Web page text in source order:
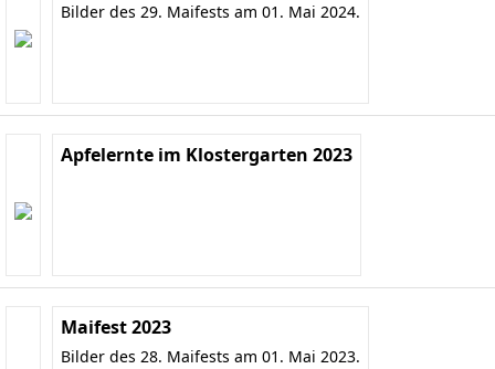
Bilder des 29. Maifests am 01. Mai 2024.
Apfelernte im Klostergarten 2023
Maifest 2023
Bilder des 28. Maifests am 01. Mai 2023.